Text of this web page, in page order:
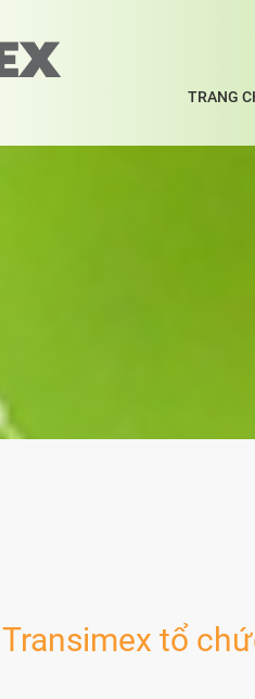
TRANG
tổ